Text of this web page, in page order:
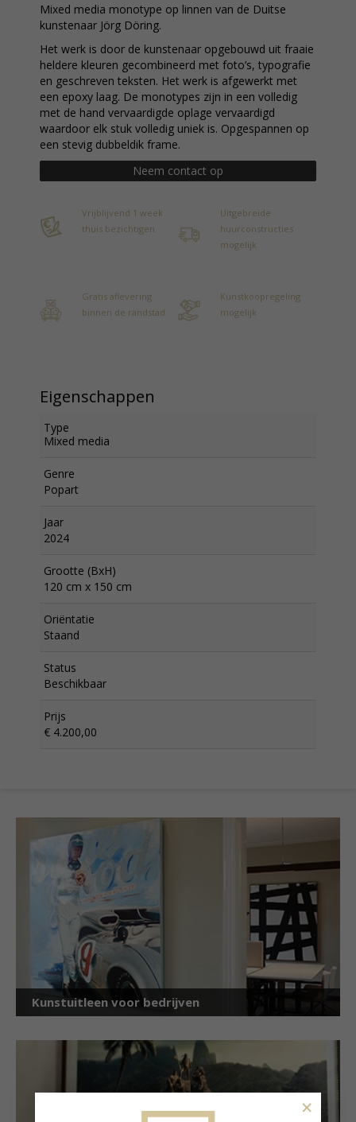
Mixed media monotype op linnen van de Duitse
kunstenaar Jörg Döring.
Het werk is door de kunstenaar opgebouwd uit fraaie
heldere kleuren gecombineerd met foto’s, typografie
en geschreven teksten. Het werk is afgewerkt met
een epoxy laag. De monotypes zijn in een volledig
met de hand vervaardigde oplage vervaardigd
waardoor elk stuk volledig uniek is. Opgespannen op
een stevig dubbeldik frame.
Neem contact op
Vrijblijvend 1 week
thuis bezichtigen
Uitgebreide
huurconstructies
mogelijk
Gratis aflevering
binnen de randstad
Kunstkoopregeling
mogelijk
Eigenschappen
Type
Mixed media
Genre
Popart
Jaar
2024
Grootte (BxH)
120 cm x 150 cm
Oriëntatie
Staand
Status
Beschikbaar
Prijs
€ 4.200,00
Kunstuitleen voor bedrijven
×